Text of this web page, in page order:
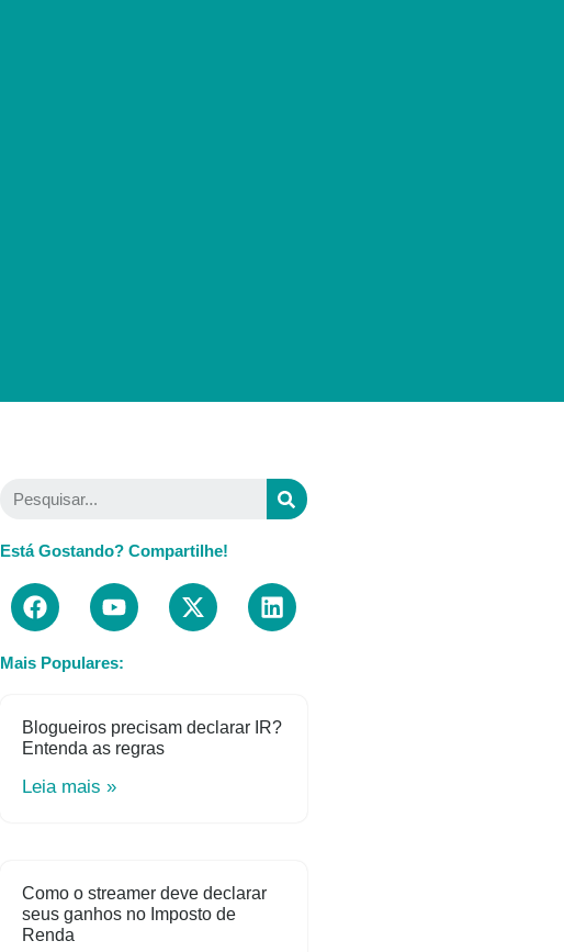
Está Gostando? Compartilhe!
Mais Populares:
Blogueiros precisam declarar IR?
Entenda as regras
Leia mais »
Como o streamer deve declarar
seus ganhos no Imposto de
Renda